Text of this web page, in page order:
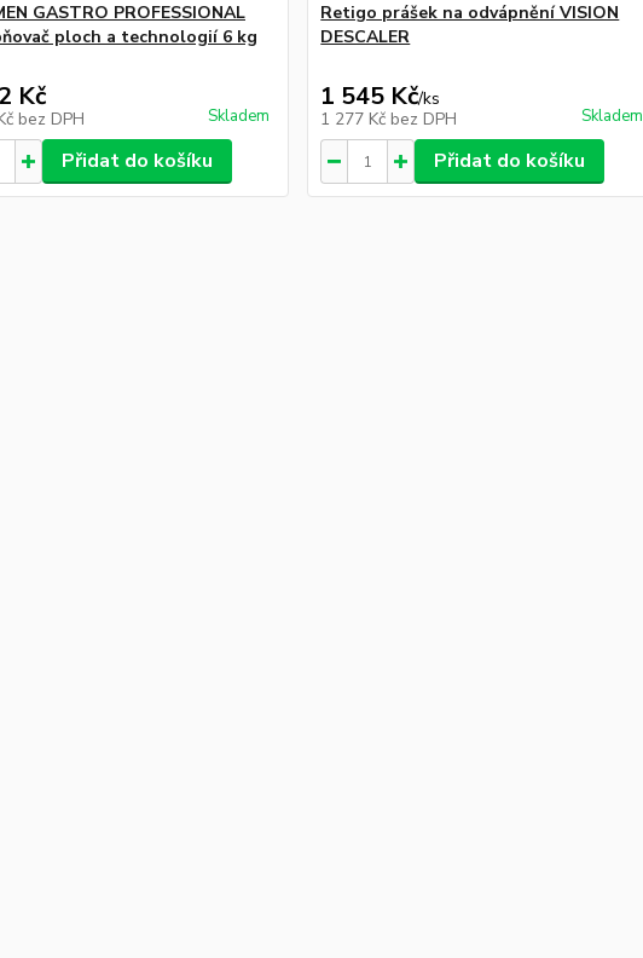
GASTRO PROFESSIONAL
ploch a technologií 6 kg
Kč
bez DPH Skladem
Přidat do košíku
Retigo prášek na odvápnění VISION
DESCALER
1 545 Kč/ks
1 277 Kč bez DPH Skladem
Přidat do košíku